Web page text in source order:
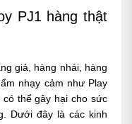
PJ1 hàng thật
giả, hàng nhái, hàng
nhạy cảm như Play
có thể gây hại cho sức
Dưới đây là các kinh